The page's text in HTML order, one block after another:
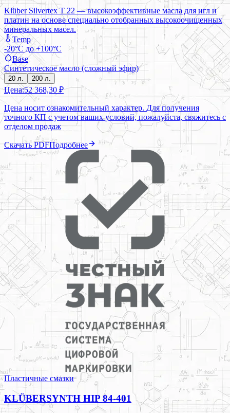
Klüber Silvertex T 22 — высокоэффективные масла для игл и
платин на основе cпециально отобранных высокоочищенных
минеральных масел.
Temp
-20°C до +100°C
Base
Синтетическое масло (сложный эфир)
20 л. 200 л.
Цена:52 368,30 ₽
Цена носит ознакомительный характер. Для получения
точного КП с учетом ваших условий, пожалуйста, свяжитесь с
отделом продаж
Скачать PDFПодробнее
Пластичные смазки
KLÜBERSYNTH HIP 84-401